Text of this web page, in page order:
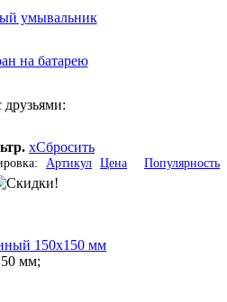
xСбросить
Артикул Цена Популярность
150х150 мм
мм;